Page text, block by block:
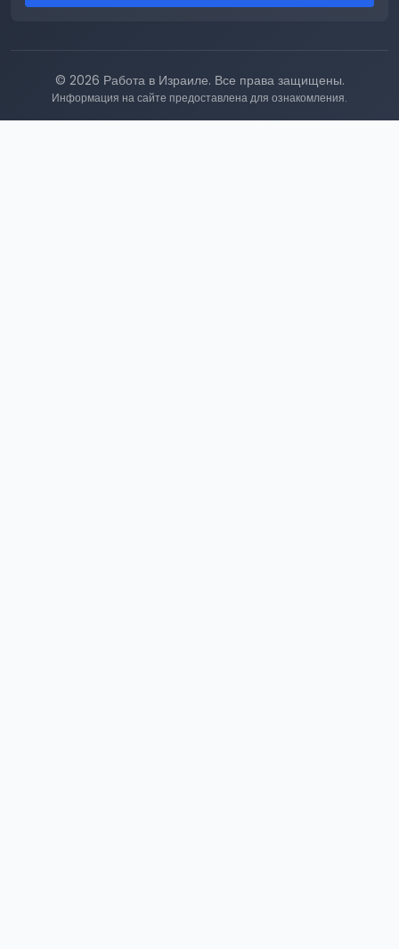
© 2026 Работа в Израиле. Все права защищены.
Информация на сайте предоставлена для ознакомления.